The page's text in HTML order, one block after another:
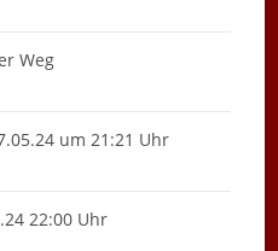
Weg
um 21:21 Uhr
22:00 Uhr